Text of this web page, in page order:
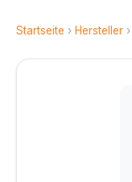
Startseite › Hersteller ›